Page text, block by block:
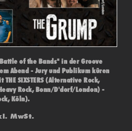
of the Bands" in der Groove
Abend - Jury und Publikum küren
SIXSTERS (Alternative Rock,
Rock, Bonn/D'dorf/London) -
Köln).
MwSt.